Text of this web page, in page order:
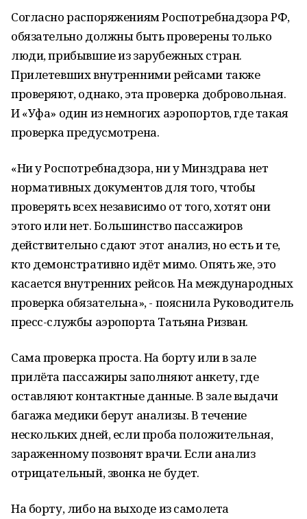
Согласно распоряжениям Роспотребнадзора РФ,
обязательно должны быть проверены только
люди, прибывшие из зарубежных стран.
Прилетевших внутренними рейсами также
проверяют, однако, эта проверка добровольная.
И «Уфа» один из немногих аэропортов, где такая
проверка предусмотрена.
«Ни у Роспотребнадзора, ни у Минздрава нет
нормативных документов для того, чтобы
проверять всех независимо от того, хотят они
этого или нет. Большинство пассажиров
действительно сдают этот анализ, но есть и те,
кто демонстративно идёт мимо. Опять же, это
касается внутренних рейсов. На международных
проверка обязательна», - пояснила Руководитель
пресс-службы аэропорта Татьяна Ризван.
Сама проверка проста. На борту или в зале
прилёта пассажиры заполняют анкету, где
оставляют контактные данные. В зале выдачи
багажа медики берут анализы. В течение
нескольких дней, если проба положительная,
зараженному позвонят врачи. Если анализ
отрицательный, звонка не будет.
На борту, либо на выходе из самолета